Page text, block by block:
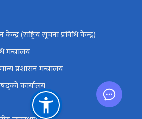
(राष्ट्रिय सूचना प्रविधि केन्द्र)
मन्त्रालय
प्रशासन मन्त्रालय
कार्यालय